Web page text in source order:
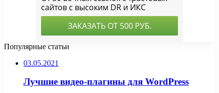
Популярные статьи
03.05.2021
Лучшие видео-плагины для WordPress